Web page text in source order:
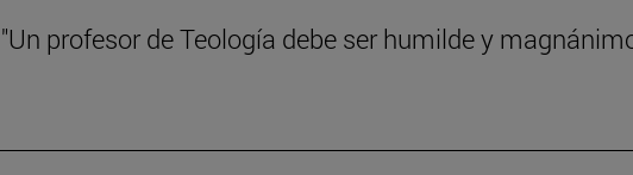
"Un profesor de Teología debe ser humilde y